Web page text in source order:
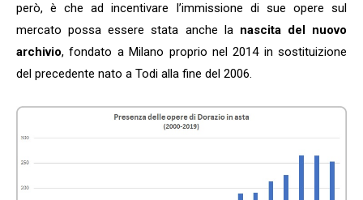
però, è che ad incentivare l’immissione di sue opere sul
mercato possa essere stata anche la nascita del nuovo
archivio, fondato a Milano proprio nel 2014 in sostituizione
del precedente nato a Todi alla fine del 2006.